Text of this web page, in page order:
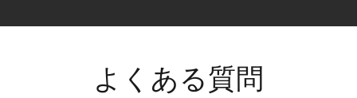
よくある質問